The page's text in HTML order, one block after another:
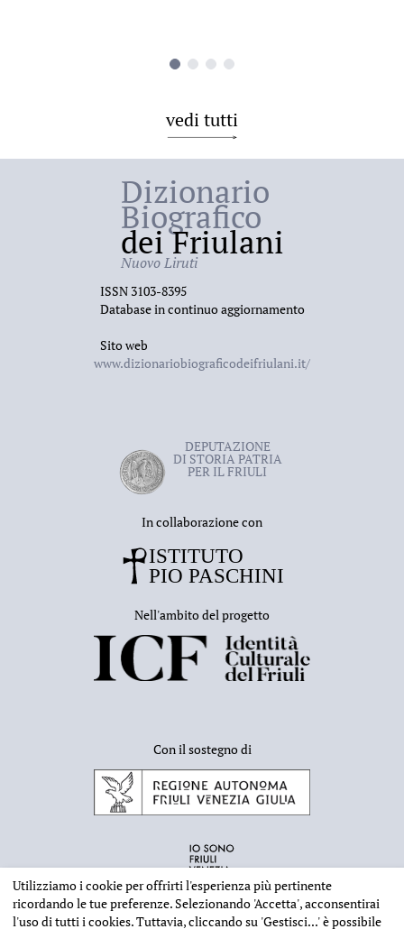
vedi tutti
Dizionario
Biografico
dei Friulani
Nuovo Liruti
ISSN 3103-8395
Database in continuo aggiornamento
Sito web
www.dizionariobiograficodeifriulani.it/
DEPUTAZIONE
DI STORIA PATRIA
PER IL FRIULI
In collaborazione con
Nell'ambito del progetto
Con il sostegno di
Utilizziamo i cookie per offrirti l'esperienza più pertinente
ricordando le tue preferenze. Selezionando 'Accetta', acconsentirai
l'uso di tutti i cookies. Tuttavia, cliccando su 'Gestisci...'è possibile